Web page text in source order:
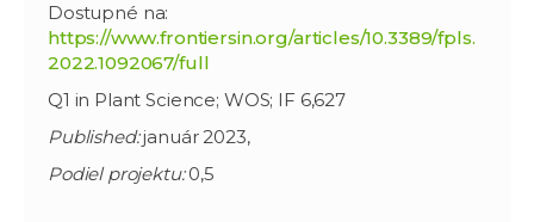
Dostupné na:
https://www.frontiersin.org/articles/10.3389/fpls.
2022.1092067/full
Q1 in Plant Science; WOS; IF 6,627
Published:január 2023,
Podiel projektu:0,5